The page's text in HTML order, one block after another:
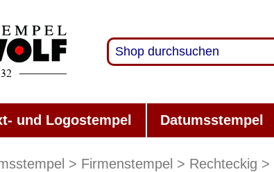
und Logostempel Datumsstempel
Firmenstempel Rechteckig